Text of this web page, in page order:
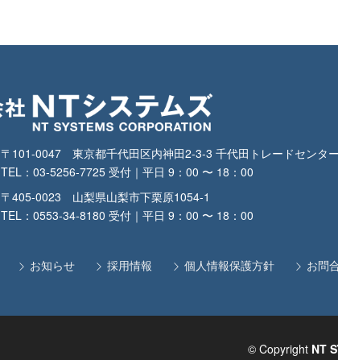
〒101-0047 東京都千代田区内神田2-3-3 千代田トレードセンタ
TEL：03-5256-7725 受付｜平日 9：00 〜 18：00
〒405-0023 山梨県山梨市下栗原1054-1
TEL：0553-34-8180 受付｜平日 9：00 〜 18：00
お知らせ 採用情報 個人情報保護方針 お問
© Copyright NT